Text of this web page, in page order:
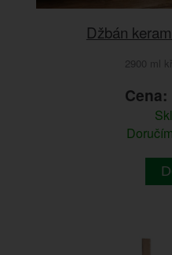
Džbán
2900 ml
Cena: